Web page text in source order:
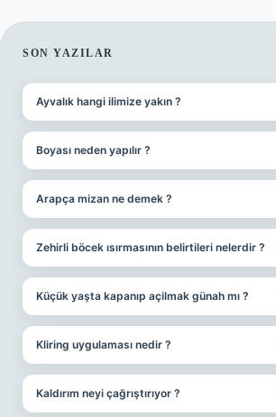
SIDEBAR
SON YAZILAR
Ayvalık hangi ilimize yakın ?
Boyası neden yapılır ?
Arapça mizan ne demek ?
Zehirli böcek ısırmasının belirtileri nelerdir ?
Küçük yaşta kapanıp açilmak günah mı ?
Kliring uygulaması nedir ?
Kaldırım neyi çağrıştırıyor ?